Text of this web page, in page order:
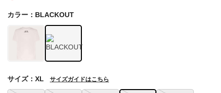
カラー：BLACKOUT
サイズ：XL サイズガイドはこちら